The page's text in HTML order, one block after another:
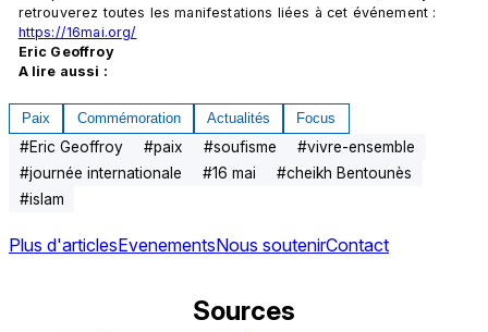
retrouverez toutes les manifestations liées à cet événement :
https://16mai.org/
Eric Geoffroy
A lire aussi :
Paix Commémoration Actualités Focus
#Eric Geoffroy #paix #soufisme #vivre-ensemble
#journée internationale #16 mai #cheikh Bentounès
#islam
Plus d'articlesEvenementsNous soutenirContact
Sources